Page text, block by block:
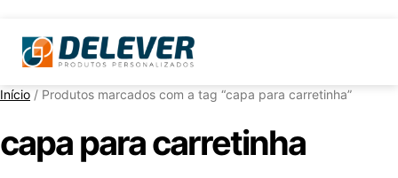
Início / Produtos marcados com a tag “capa para carretinha”
capa para carretinha